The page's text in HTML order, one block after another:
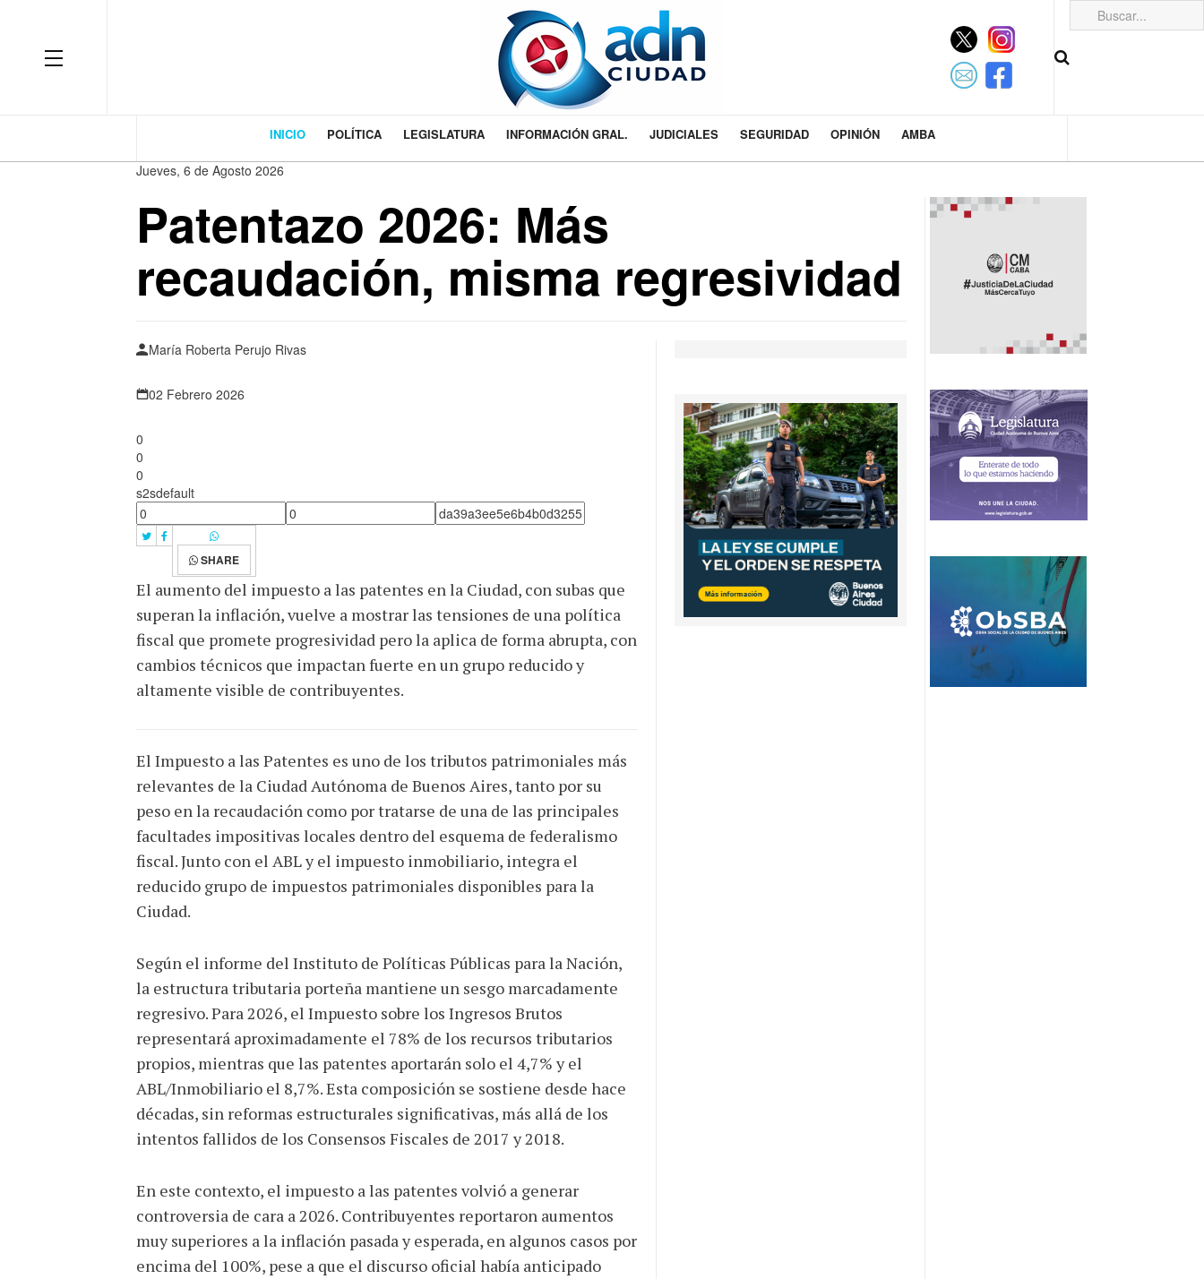
INICIO POLÍTICA LEGISLATURA INFORMACIÓN GRAL. JUDICIALES SEGURIDAD OPINIÓN AMBA
Jueves, 6 de Agosto 2026
Patentazo 2026: Más
recaudación, misma regresividad
María Roberta Perujo Rivas
02 Febrero 2026
0
0
0
s2sdefault
SHARE
El aumento del impuesto a las patentes en la Ciudad, con subas que
superan la inflación, vuelve a mostrar las tensiones de una política
fiscal que promete progresividad pero la aplica de forma abrupta, con
cambios técnicos que impactan fuerte en un grupo reducido y
altamente visible de contribuyentes.
El Impuesto a las Patentes es uno de los tributos patrimoniales más
relevantes de la Ciudad Autónoma de Buenos Aires, tanto por su
peso en la recaudación como por tratarse de una de las principales
facultades impositivas locales dentro del esquema de federalismo
fiscal. Junto con el ABL y el impuesto inmobiliario, integra el
reducido grupo de impuestos patrimoniales disponibles para la
Ciudad.
Según el informe del Instituto de Políticas Públicas para la Nación,
la estructura tributaria porteña mantiene un sesgo marcadamente
regresivo. Para 2026, el Impuesto sobre los Ingresos Brutos
representará aproximadamente el 78% de los recursos tributarios
propios, mientras que las patentes aportarán solo el 4,7% y el
ABL/Inmobiliario el 8,7%. Esta composición se sostiene desde hace
décadas, sin reformas estructurales significativas, más allá de los
intentos fallidos de los Consensos Fiscales de 2017 y 2018.
En este contexto, el impuesto a las patentes volvió a generar
controversia de cara a 2026. Contribuyentes reportaron aumentos
muy superiores a la inflación pasada y esperada, en algunos casos por
encima del 100%, pese a que el discurso oficial había anticipado